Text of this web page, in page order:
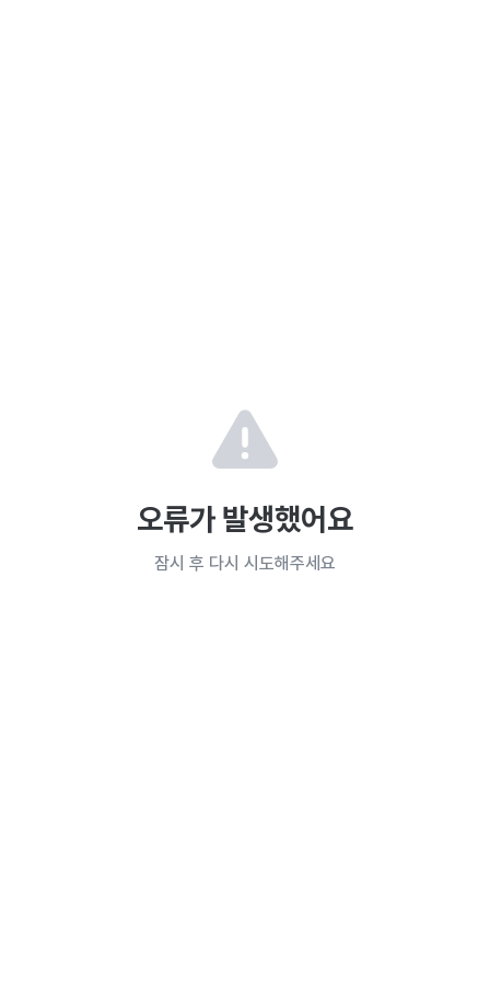
오류가 발생했어요
잠시 후 다시 시도해주세요